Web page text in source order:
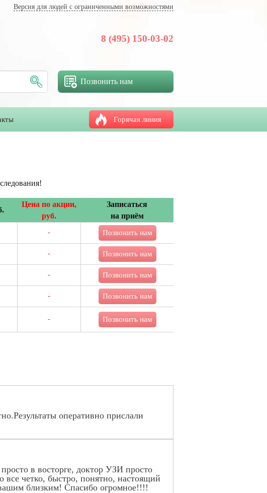
Версия для людей с ограниченными возможностями
8 (495) 150-03-02
Позвонить нам
Горячая линия
Цена по акции,
руб.
Записаться
на приём
- Позвонить нам
- Позвонить нам
- Позвонить нам
- Позвонить нам
- Позвонить нам
оперативно прислали
в восторге, доктор УЗИ просто
все четко, быстро, понятно, настоящий
близким! Спасибо огромное!!!!